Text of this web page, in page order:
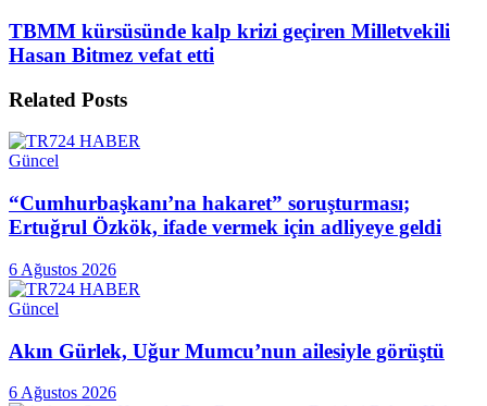
TBMM kürsüsünde kalp krizi geçiren Milletvekili
Hasan Bitmez vefat etti
Related Posts
Güncel
“Cumhurbaşkanı’na hakaret” soruşturması;
Ertuğrul Özkök, ifade vermek için adliyeye geldi
6 Ağustos 2026
Güncel
Akın Gürlek, Uğur Mumcu’nun ailesiyle görüştü
6 Ağustos 2026